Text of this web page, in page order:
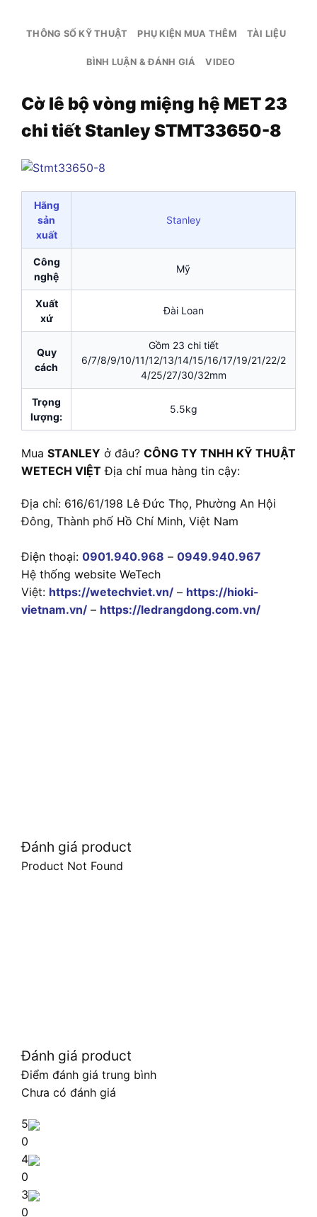
THÔNG SỐ KỸ THUẬT PHỤ KIỆN MUA THÊM TÀI LIỆU
BÌNH LUẬN & ĐÁNH GIÁ VIDEO
Cờ lê bộ vòng miệng hệ MET 23
chi tiết Stanley STMT33650-8
Hãng
sản
xuất
Stanley
Công
nghệ
Mỹ
Xuất
xứ
Đài Loan
Quy
cách
Gồm 23 chi tiết
6/7/8/9/10/11/12/13/14/15/16/17/19/21/22/2
4/25/27/30/32mm
Trọng
lượng:
5.5kg
Mua STANLEY ở đâu? CÔNG TY TNHH KỸ THUẬT
WETECH VIỆT Địa chỉ mua hàng tin cậy:
Địa chỉ: 616/61/198 Lê Đức Thọ, Phường An Hội
Đông, Thành phố Hồ Chí Minh, Việt Nam
Điện thoại: 0901.940.968 – 0949.940.967
Hệ thống website WeTech
Việt: https://wetechviet.vn/ – https://hioki-
vietnam.vn/ – https://ledrangdong.com.vn/
Đánh giá product
Product Not Found
Đánh giá product
Điểm đánh giá trung bình
Chưa có đánh giá
5
0
4
0
3
0